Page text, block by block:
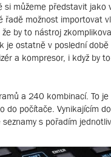
můžeme představit jako
možnost importovat
by to nástroj
je ostatně v poslední době
a kompresor, i když by
a 240 kombinací. To
do počítače. Vynikajícím
s pořadím